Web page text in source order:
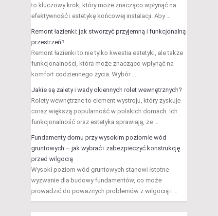
to kluczowy krok, który może znacząco wpłynąć na
efektywność i estetykę końcowej instalacji. Aby …
Remont łazienki: jak stworzyć przyjemną i funkcjonalną
przestrzeń?
Remont łazienki to nie tylko kwestia estetyki, ale także
funkcjonalności, która może znacząco wpłynąć na
komfort codziennego życia. Wybór …
Jakie są zalety i wady okiennych rolet wewnętrznych?
Rolety wewnętrzne to element wystroju, który zyskuje
coraz większą popularność w polskich domach. Ich
funkcjonalność oraz estetyka sprawiają, że …
Fundamenty domu przy wysokim poziomie wód
gruntowych – jak wybrać i zabezpieczyć konstrukcję
przed wilgocią
Wysoki poziom wód gruntowych stanowi istotne
wyzwanie dla budowy fundamentów, co może
prowadzić do poważnych problemów z wilgocią i …